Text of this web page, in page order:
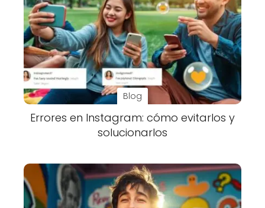
Blog
Errores en Instagram: cómo evitarlos y
solucionarlos